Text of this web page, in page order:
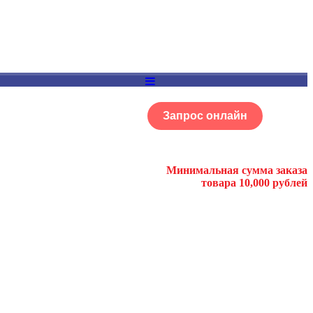
Запрос онлайн
Минимальная сумма заказа
товара 10,000 рублей